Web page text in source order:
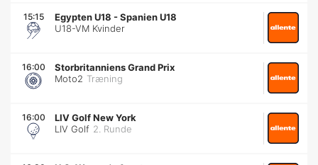
15:15 Egypten U18 -Spanien U18
U18-VM Kvinder
16:00
Storbritanniens Grand Prix
Moto2 Træning
16:00
LIV Golf New York
LIV Golf 2. Runde